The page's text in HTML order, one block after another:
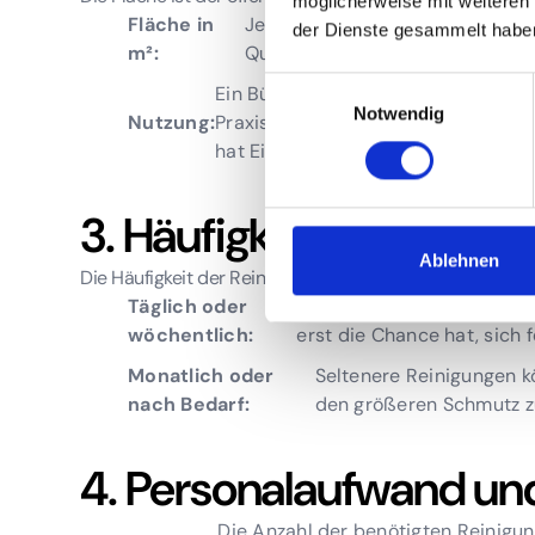
der Dienste gesammelt
Notwendig
Ablehnen
Fläche in
m²:
Je größer die zu reinigende
Quadratmeter.
Nutzung:
Ein Büro mit wenigen Mitarbeitern
Praxis oder ein
hat Einfluss.
3. Häufigkeit und
Die Häufigkeit der Reinigung beeinflusst den Preis
Täglich oder
wöchentlich:
erst die Chance hat, sich
Monatlich oder
nach Bedarf:
Seltenere Reinigungen
den größeren Schmutz
4. Personalaufwand